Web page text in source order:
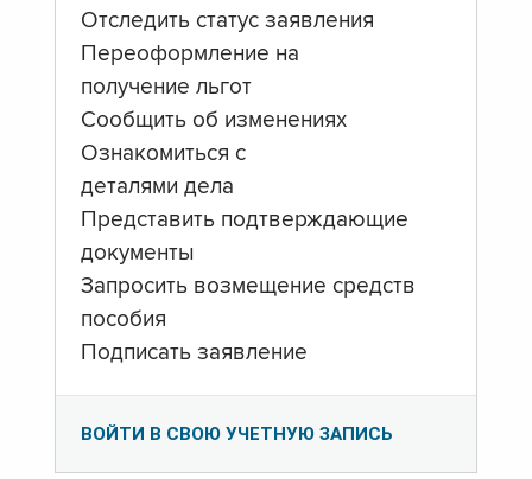
Отследить статус заявления
Переоформление на
получение льгот
Сообщить об изменениях
Ознакомиться с
деталями дела
Представить подтверждающие
документы
Запросить возмещение средств
пособия
Подписать заявление
ВОЙТИ В СВОЮ УЧЕТНУЮ ЗАПИСЬ